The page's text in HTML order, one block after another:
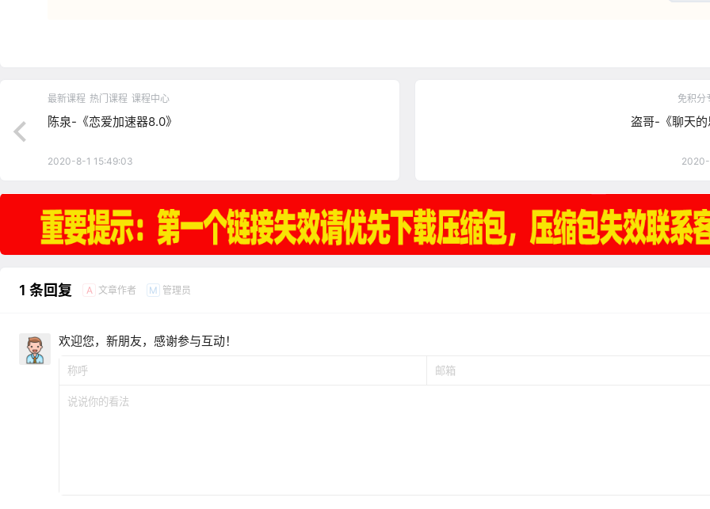
最新课程 热门课程 课程中心
陈泉-《恋爱加速器8.0》
2020-8-1 15:49:03
免积分
盗哥-《聊天
1 条回复 A 文章作者 M 管理员
欢迎您，新朋友，感谢参与互动！